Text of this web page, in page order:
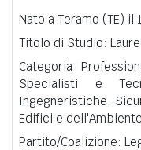
Nato a Teramo (TE) il
Titolo di Studio:
Categoria
Specialisti e
Ingegneristiche,
Edifici e
Partito/Coalizione: